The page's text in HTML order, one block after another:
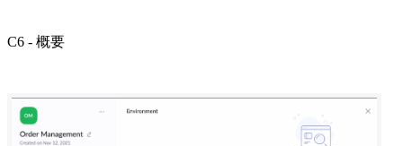
C6 - 概要